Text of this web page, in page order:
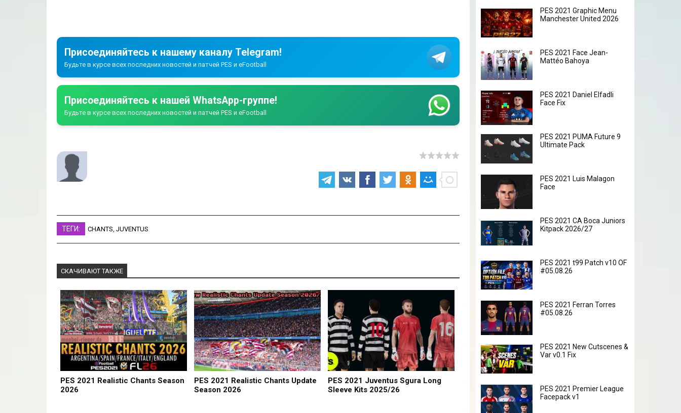
Присоединяйтесь к нашему каналу Telegram!
Будьте в курсе всех последних новостей и патчей PES и eFootball
Присоединяйтесь к нашей WhatsApp-группе!
Будьте в курсе всех последних новостей и патчей PES и eFootball
ТЕГИ: CHANTS, JUVENTUS
СКАЧИВАЮТ ТАКЖЕ
PES 2021 Realistic Chants Season
2026
PES 2021 Realistic Chants Update
Season 2026
PES 2021 Juventus Sgura Long
Sleeve Kits 2025/26
PES 2021 Graphic Menu
Manchester United 2026
PES 2021 Face Jean-
Mattéo Bahoya
PES 2021 Daniel Elfadli
Face Fix
PES 2021 PUMA Future 9
Ultimate Pack
PES 2021 Luis Malagon
Face
PES 2021 CA Boca Juniors
Kitpack 2026/27
PES 2021 t99 Patch v10 OF
#05.08.26
PES 2021 Ferran Torres
#05.08.26
PES 2021 New Cutscenes &
Var v0.1 Fix
PES 2021 Premier League
Facepack v1